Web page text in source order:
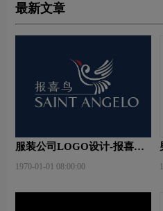
最新文章
服装公司LOGO设计-报喜鸟
1970-01-01 08:00:00